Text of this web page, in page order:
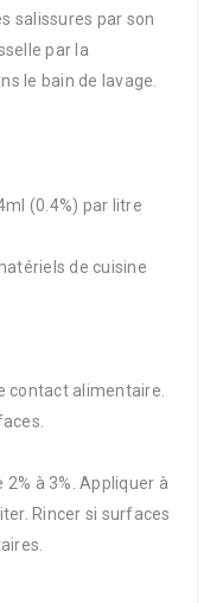
salissures par son
par la
le bain de lavage.
(0.4%) par litre
de cuisine
contact alimentaire.
à 3%. Appliquer à
Rincer si surfaces